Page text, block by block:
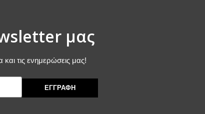
μας
τις ενημερώσεις μας!
ΕΓΓΡΑΦΗ